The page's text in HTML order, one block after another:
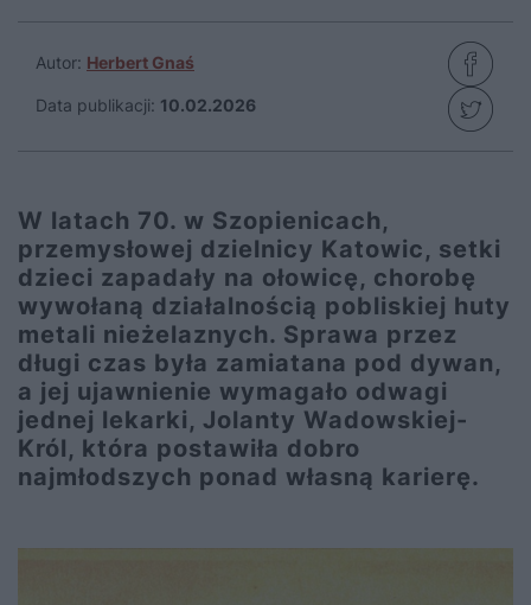
Autor: Herbert Gnaś
Data publikacji: 10.02.2026
W latach 70. w Szopienicach,
przemysłowej dzielnicy Katowic, setki
dzieci zapadały na ołowicę, chorobę
wywołaną działalnością pobliskiej huty
metali nieżelaznych. Sprawa przez
długi czas była zamiatana pod dywan,
a jej ujawnienie wymagało odwagi
jednej lekarki, Jolanty Wadowskiej-
Król, która postawiła dobro
najmłodszych ponad własną karierę.